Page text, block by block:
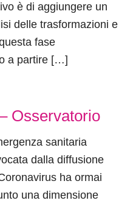
è di aggiungere un
delle trasformazioni e
fase
a partire […]
Osservatorio
sanitaria
dalla diffusione
ha ormai
una dimensione